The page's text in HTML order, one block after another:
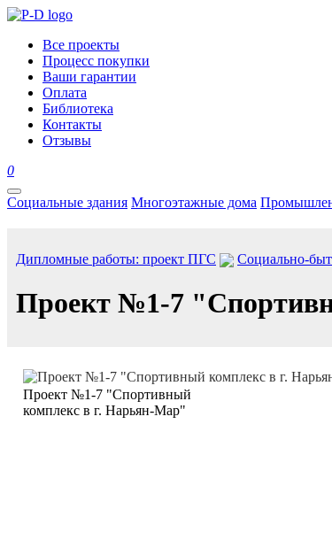
Все проекты
Процесс покупки
Ваши гарантии
Оплата
Библиотека
Контакты
Отзывы
0
Социальные здания Многоэтажные дома
Дипломные работы: проект ПГС Социально-
Проект №1-7
Проект №1-7 "Спортивный
комплекс в г. Нарьян-Мар"